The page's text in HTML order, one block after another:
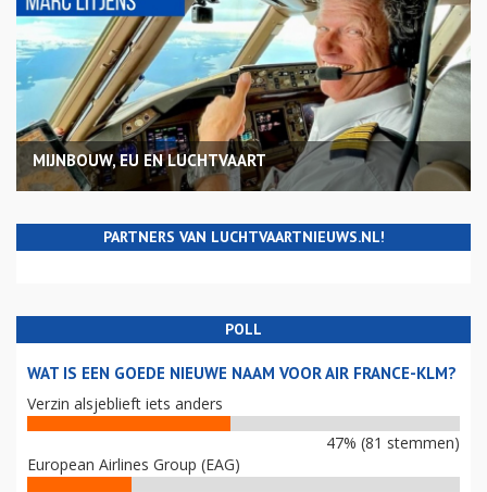
MIJNBOUW, EU EN LUCHTVAART
PARTNERS VAN LUCHTVAARTNIEUWS.NL!
POLL
WAT IS EEN GOEDE NIEUWE NAAM VOOR AIR FRANCE-KLM?
Verzin alsjeblieft iets anders
47% (81 stemmen)
European Airlines Group (EAG)